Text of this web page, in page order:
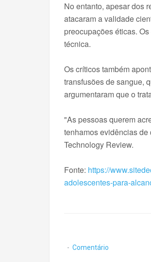
No entanto, apesar dos
atacaram a validade
preocupações éticas.
técnica.
Os críticos também
transfusões de sangue,
argumentaram que o
"As pessoas querem
tenhamos evidências
Technology Review.
Fonte: https://
adolescentes-para-
Comentário